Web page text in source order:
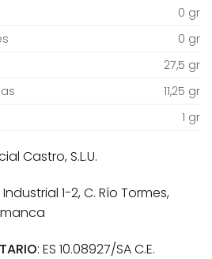
0 gr
0 gr
27,5 gr
11,25 gr
1 gr
Castro, S.L.U.
1-2, C. Río Tormes,
: ES 10.08927/SA C.E.